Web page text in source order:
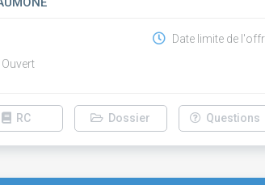
Date limite de
RC Dossier Questions